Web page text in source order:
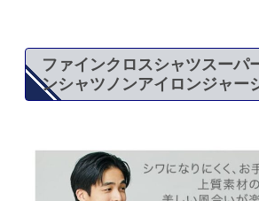
ファインクロスシャツスーパ
ンシャツノンアイロンジャー